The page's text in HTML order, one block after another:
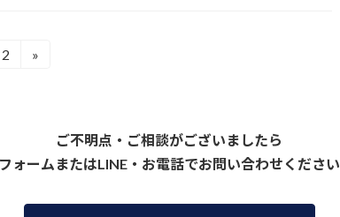
固
2 »
ご不明点・ご相談がございましたら
フォームまたはLINE・お電話でお問い合わせください